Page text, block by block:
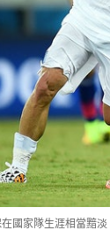
國家隊生涯相當黯